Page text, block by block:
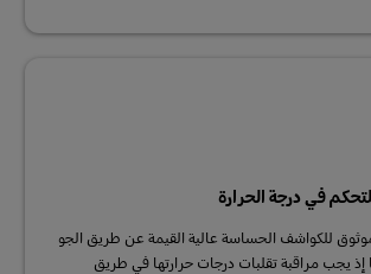
في درجة الحرارة
للكواشف الحساسة عالية القيمة عن طريق الجو
إذ يجب مراقبة تقلبات درجات حرارتها في طريق